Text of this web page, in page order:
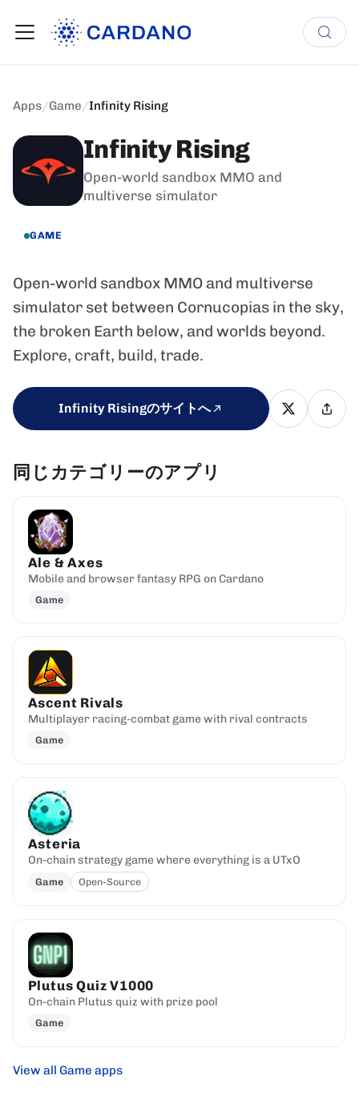
Apps/Game/Infinity Rising
Infinity Rising
Open-world sandbox MMO and
multiverse simulator
GAME
Open-world sandbox MMO and multiverse
simulator set between Cornucopias in the sky,
the broken Earth below, and worlds beyond.
Explore, craft, build, trade.
Infinity Risingのサイトへ
同じカテゴリーのアプリ
Ale & Axes
Mobile and browser fantasy RPG on Cardano
Game
Ascent Rivals
Multiplayer racing-combat game with rival contracts
Game
Asteria
On-chain strategy game where everything is a UTxO
Game Open-Source
Plutus Quiz V1000
On-chain Plutus quiz with prize pool
Game
View all Game apps